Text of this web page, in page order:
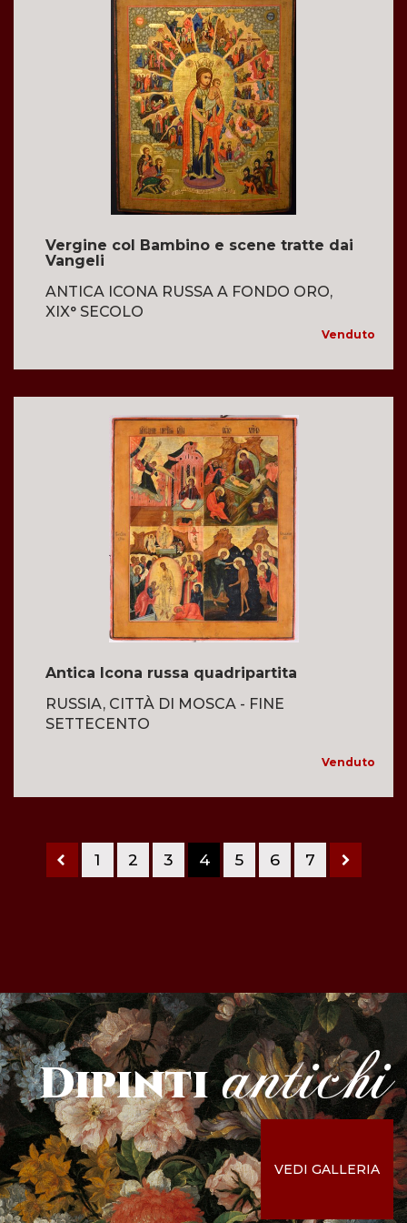
Vergine col Bambino e scene tratte dai
Vangeli
ANTICA ICONA RUSSA A FONDO ORO,
XIX° SECOLO
Venduto
Antica Icona russa quadripartita
RUSSIA, CITTÀ DI MOSCA - FINE
SETTECENTO
Venduto
1 2 3 4 5 6 7
Dipinti antichi
VEDI GALLERIA